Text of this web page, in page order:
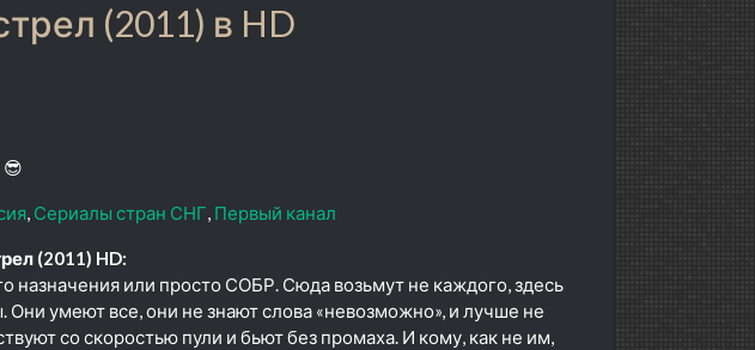
(2011) в HD
😎
Сериалы стран СНГ Первый канал
(2011) HD:
назначения или просто СОБР. Сюда возьмут не каждого, здесь
Они умеют все, они не знают слова «невозможно», и лучше не
со скоростью пули и бьют без промаха. И кому, как не им,